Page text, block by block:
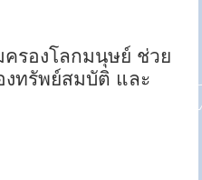
รองโลกมนุษย์ ช่วย
งทรัพย์สมบัติ และ